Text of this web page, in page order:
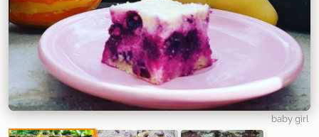
baby girl